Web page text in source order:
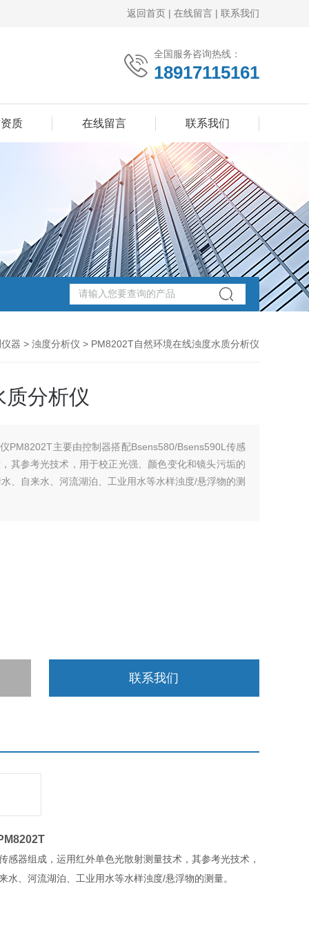
返回首页 | 在线留言 | 联系我们
全国服务咨询热线：
18917115161
质 在线留言 联系我们
器 > 浊度分析仪 > PM8202T自然环境在线浊度水质分析仪
质分析仪
PM8202T主要由控制器搭配Bsens580/Bsens590L传感
其参考光技术，用于校正光强、颜色变化和镜头污垢的
、自来水、河流湖泊、工业用水等水样浊度/悬浮物的测
联系我们
器组成，运用红外单色光散射测量技术，其参考光技术，
、河流湖泊、工业用水等水样浊度/悬浮物的测量。